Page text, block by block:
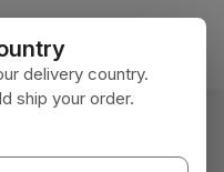
delivery country.
ship your order.